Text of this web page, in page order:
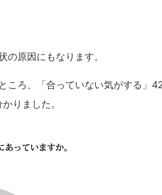
原因にもなります。
ころ、「合っていない気がする」
りました。